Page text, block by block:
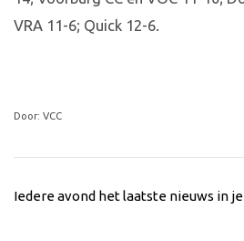
VRA 11-6; Quick 12-6.
Door: VCC
Iedere avond het laatste nieuws in